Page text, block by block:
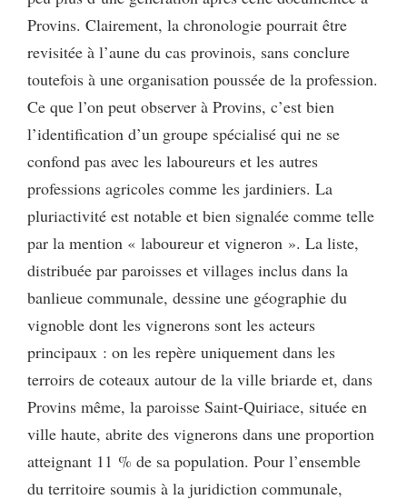
Provins. Clairement, la chronologie pourrait être
revisitée à l’aune du cas provinois, sans conclure
toutefois à une organisation poussée de la profession.
Ce que l’on peut observer à Provins, c’est bien
l’identification d’un groupe spécialisé qui ne se
confond pas avec les laboureurs et les autres
professions agricoles comme les jardiniers. La
pluriactivité est notable et bien signalée comme telle
par la mention « laboureur et vigneron ». La liste,
distribuée par paroisses et villages inclus dans la
banlieue communale, dessine une géographie du
vignoble dont les vignerons sont les acteurs
principaux : on les repère uniquement dans les
terroirs de coteaux autour de la ville briarde et, dans
Provins même, la paroisse Saint-Quiriace, située en
ville haute, abrite des vignerons dans une proportion
atteignant 11 % de sa population. Pour l’ensemble
du territoire soumis à la juridiction communale,